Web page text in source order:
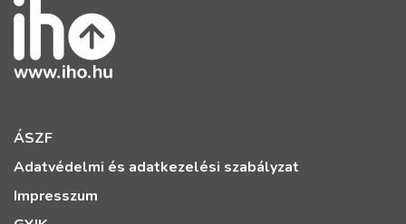
ÁSZF
Adatvédelmi és adatkezelési szabályzat
Impresszum